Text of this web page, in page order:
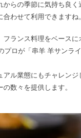
からの季節に気持ち良
わせて利用できますね。
ランス料理をベース
プロが「串羊 羊サンラ
アル業態にもチャレン
数々を提供します。